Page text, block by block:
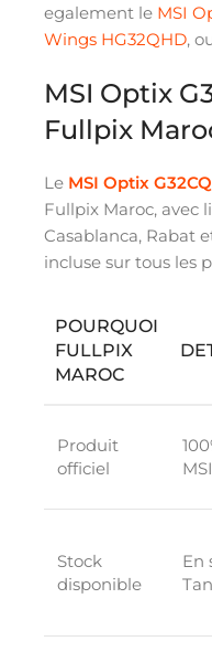
egalement le MSI
Wings HG32QHD,
MSI Optix
Fullpix
Le MSI Optix
Fullpix Maroc, avec
Casablanca, Rabat
incluse sur tous les
POURQUOI
FULLPIX
MAROC
Produit
officiel
MSI
Stock
disponible
En